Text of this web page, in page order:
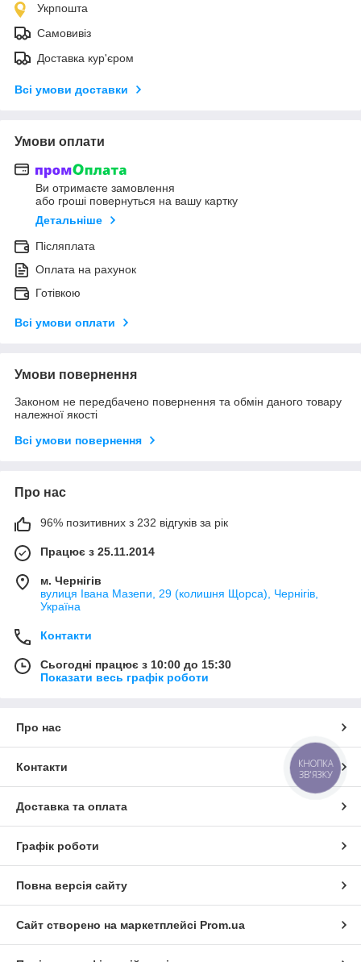
Укрпошта
Самовивіз
Доставка кур'єром
Всі умови доставки
Умови оплати
Ви отримаєте замовлення
або гроші повернуться на вашу картку
Детальніше
Післяплата
Оплата на рахунок
Готівкою
Всі умови оплати
Умови повернення
Законом не передбачено повернення та обмін даного товару
належної якості
Всі умови повернення
Про нас
96% позитивних з 232 відгуків за рік
Працює з 25.11.2014
м. Чернігів
вулиця Івана Мазепи, 29 (колишня Щорса), Чернігів,
Україна
Контакти
Сьогодні працює з 10:00 до 15:30
Показати весь графік роботи
Про нас
Контакти
Доставка та оплата
Графік роботи
Повна версія сайту
Сайт створено на маркетплейсі Prom.ua
КНОПКА
ЗВ'ЯЗКУ